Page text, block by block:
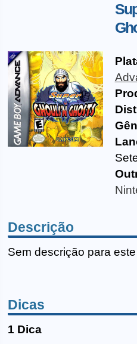
Descrição
Sem descrição para
Dicas
1 Dica